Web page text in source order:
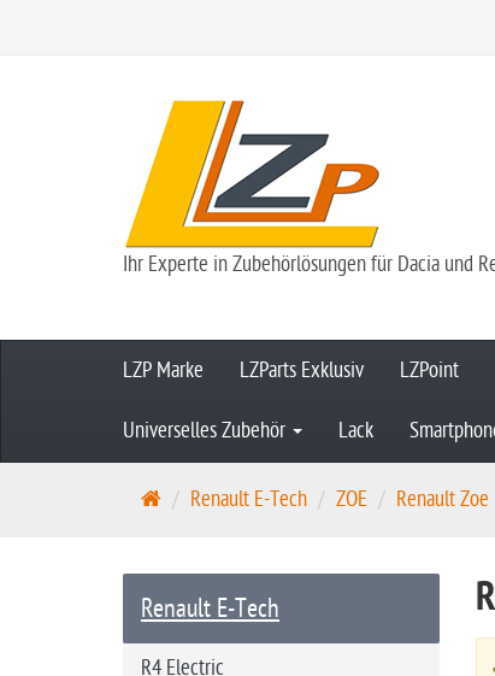
Ihr Experte in Zubehörlösungen für Dacia und
LZP Marke LZParts Exklusiv LZPoint
Universelles Zubehör Lack
S
t
Renault E-Tech ZOE Renault
Renault E-Tech
R4 Electric